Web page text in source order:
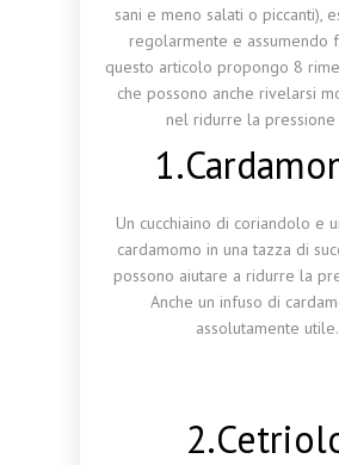
sani e meno salati o piccanti),
regolarmente e assumendo
questo articolo propongo 8
che possono anche rivelarsi
nel ridurre la pressione
Un cucchiaino di coriandolo e
cardamomo in una tazza di
possono aiutare a ridurre la
Anche un infuso di
assolutamente utile.